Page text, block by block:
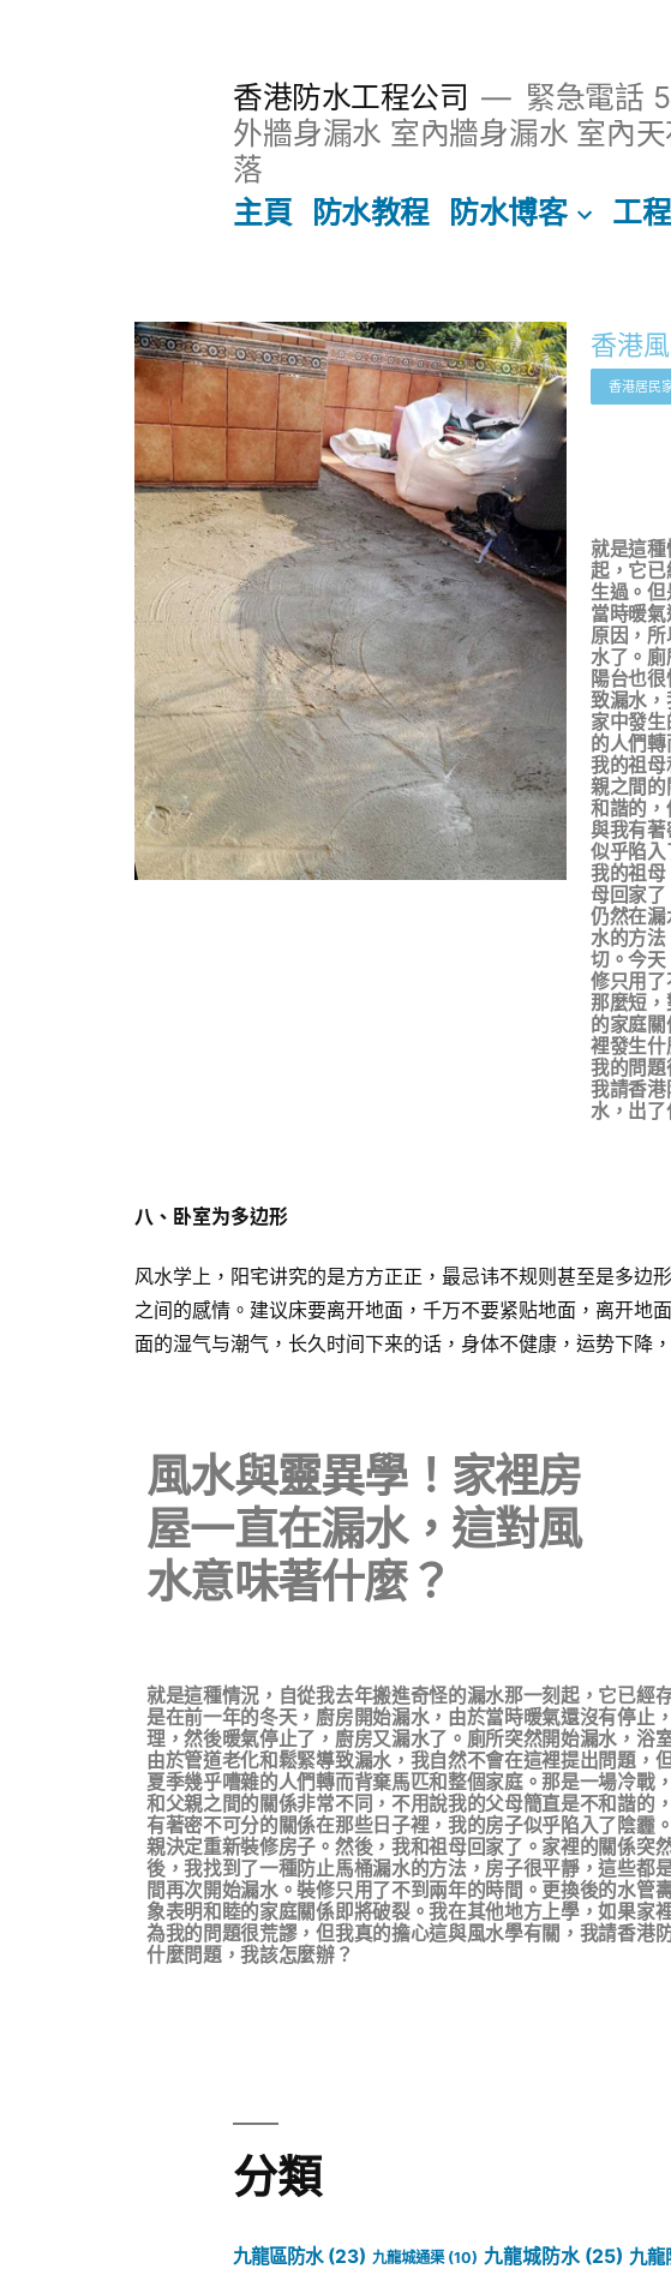
香港防水工程公司
緊急電話
外牆身漏水 室內牆身漏水 室內
落
主頁
防水教程 防水博客 工
香港
香港居民
就是這
起，它
生過。
當時暖
原因，
水了。廁
陽台也
致漏水
家中發
的人們轉
我的祖
親之間
和諧的
與我有
似乎陷入
我的祖母
母回家
仍然在
水的方
切。今
修只用
那麼短
的家庭
裡發生什
我的問題
我請香
水，出了
八、卧室为多边形
风水学上，阳宅讲究的是方方正正，最忌讳不规则甚至是多边
之间的感情。建议床要离开地面，千万不要紧贴地面，离开
面的湿气与潮气，长久时间下来的话，身体不健康，运势下降
風水與靈異學！家裡房
屋一直在漏水，這對風
水意味著什麼？
就是這種情況，自從我去年搬進奇怪的漏水那一刻起，它已經
是在前一年的冬天，廚房開始漏水，由於當時暖氣還沒有停止
理，然後暖氣停止了，廚房又漏水了。廁所突然開始漏水，浴
由於管道老化和鬆緊導致漏水，我自然不會在這裡提出問題，
夏季幾乎嘈雜的人們轉而背棄馬匹和整個家庭。那是一場冷戰
和父親之間的關係非常不同，不用說我的父母簡直是不和諧的
有著密不可分的關係在那些日子裡，我的房子似乎陷入了陰霾
親決定重新裝修房子。然後，我和祖母回家了。家裡的關係突
後，我找到了一種防止馬桶漏水的方法，房子很平靜，這些都
間再次開始漏水。裝修只用了不到兩年的時間。更換後的水管
象表明和睦的家庭關係即將破裂。我在其他地方上學，如果家
為我的問題很荒謬，但我真的擔心這與風水學有關，我請香港
什麼問題，我該怎麼辦？
分類
九龍區防水(23) 九龍城通渠(10) 九龍城防水 (25) 九龍